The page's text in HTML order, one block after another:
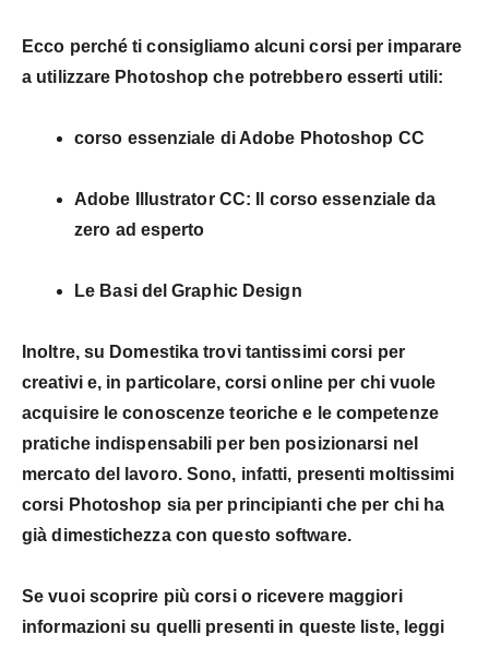
Ecco perché ti consigliamo alcunicorsi per imparare
a utilizzare Photoshop che potrebbero esserti utili:
corso essenziale di Adobe Photoshop CC
Adobe Illustrator CC: Il corso essenziale da
zero ad esperto
Le Basi del Graphic Design
Inoltre, su Domestika trovi tantissimi corsi per
creativi e, in particolare, corsi online per chi vuole
acquisire le conoscenze teoriche e le competenze
praticheindispensabili per ben posizionarsi nel
mercato del lavoro. Sono, infatti, presenti moltissimi
corsi Photoshop sia per principianti che per chi ha
già dimestichezza con questo software.
Se vuoi scoprire più corsi o ricevere maggiori
informazioni su quelli presenti in queste liste, leggi